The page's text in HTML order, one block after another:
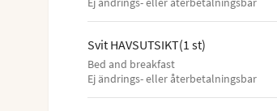
Svit HAVSUTSIKT(1 st)
Bed and breakfast
Ej ändrings- eller återbetalningsbar